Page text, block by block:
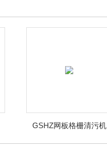
GSHZ网板格栅清污机